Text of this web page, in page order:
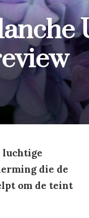
luchtige
die de
om de teint